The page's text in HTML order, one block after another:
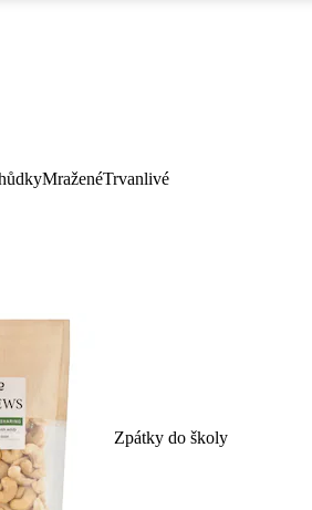
MraženéTrvanlivé
Zpátky do školy